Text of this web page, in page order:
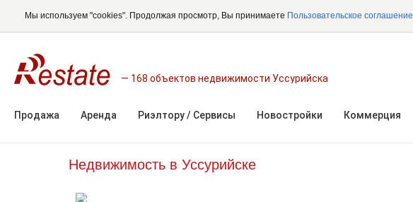
Мы используем "cookies". Продолжая просмотр, Вы принимаете Пользовательское соглашение
168 объектов недвижимости Уссурийска
Продажа Аренда Риэлтору / Сервисы Новостройки Коммерция
Недвижимость в Уссурийске